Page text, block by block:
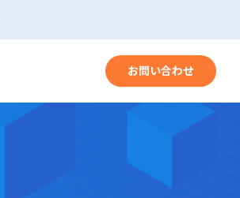
お問い合わせ